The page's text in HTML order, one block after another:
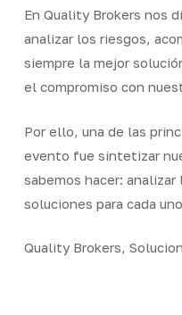
En Quality Brokers nos
analizar los riesgos,
siempre la mejor
el compromiso con
Por ello, una de las
evento fue sintetizar
sabemos hacer:
soluciones para cada
Quality Brokers,